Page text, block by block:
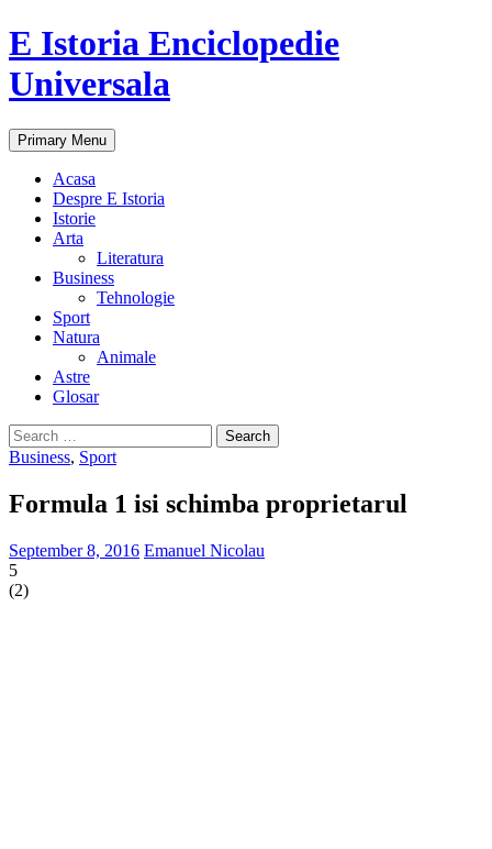
E Istoria Enciclopedie
Universala
Search
Primary Menu Skip
to
Acasa
Despre E Istoria
Istorie
Arta
Literatura
Business
Tehnologie
Sport
Natura
Animale
Astre
Glosar
Search
for:
Business, Sport
Formula 1 isi schimba proprietarul
September 8, 2016 Emanuel Nicolau
5
(2)